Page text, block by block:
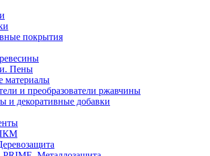
покрытия
Пены
материалы
и преобразователи ржавчины
и декоративные добавки